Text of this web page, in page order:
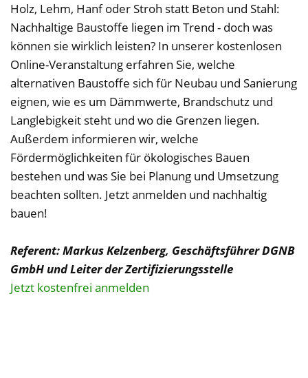
Holz, Lehm, Hanf oder Stroh statt Beton und Stahl:
Nachhaltige Baustoffe liegen im Trend - doch was
können sie wirklich leisten? In unserer kostenlosen
Online-Veranstaltung erfahren Sie, welche
alternativen Baustoffe sich für Neubau und Sanierung
eignen, wie es um Dämmwerte, Brandschutz und
Langlebigkeit steht und wo die Grenzen liegen.
Außerdem informieren wir, welche
Fördermöglichkeiten für ökologisches Bauen
bestehen und was Sie bei Planung und Umsetzung
beachten sollten. Jetzt anmelden und nachhaltig
bauen!
Referent: Markus Kelzenberg, Geschäftsführer DGNB
GmbH und Leiter der Zertifizierungsstelle
Jetzt kostenfrei anmelden